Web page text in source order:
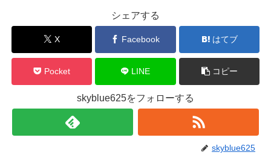
シェアする
X Facebook はてブ
Pocket LINE コピー
skyblue625をフォローする
skyblue625